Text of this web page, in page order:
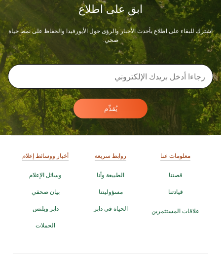
ابق على اطلاع
اشترك للبقاء على اطلاع بأحدث الأخبار والرؤى حول الأيورفيدا والحفاظ على نمط حياة
صحي.
يُقدِّم
معلومات عنا
قصتنا
قيادتنا
علاقات المستثمرين
روابط سريعة
الطبيعة وأنا
مسؤوليتنا
الحياة في دابر
أخبار ووسائط إعلام
وسائل الإعلام
بيان صحفي
دابر ويلنس
الحملات